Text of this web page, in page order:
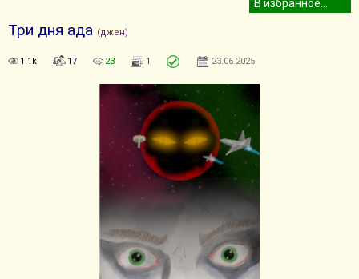
Три дня ада (джен)
1.1k 17 23 1 23.06.2025